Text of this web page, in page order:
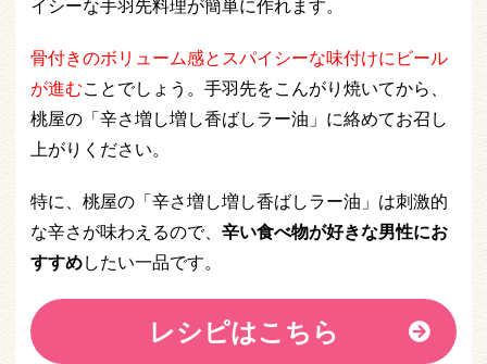
イシーな手羽先料理が簡単に作れます。
骨付きのボリューム感とスパイシーな味付けにビール
が進むことでしょう。手羽先をこんがり焼いてから、
桃屋の「辛さ増し増し香ばしラー油」に絡めてお召し
上がりください。
特に、桃屋の「辛さ増し増し香ばしラー油」は刺激的
な辛さが味わえるので、 辛い食べ物が好きな男性にお
すすめしたい一品です。
レシピはこちら